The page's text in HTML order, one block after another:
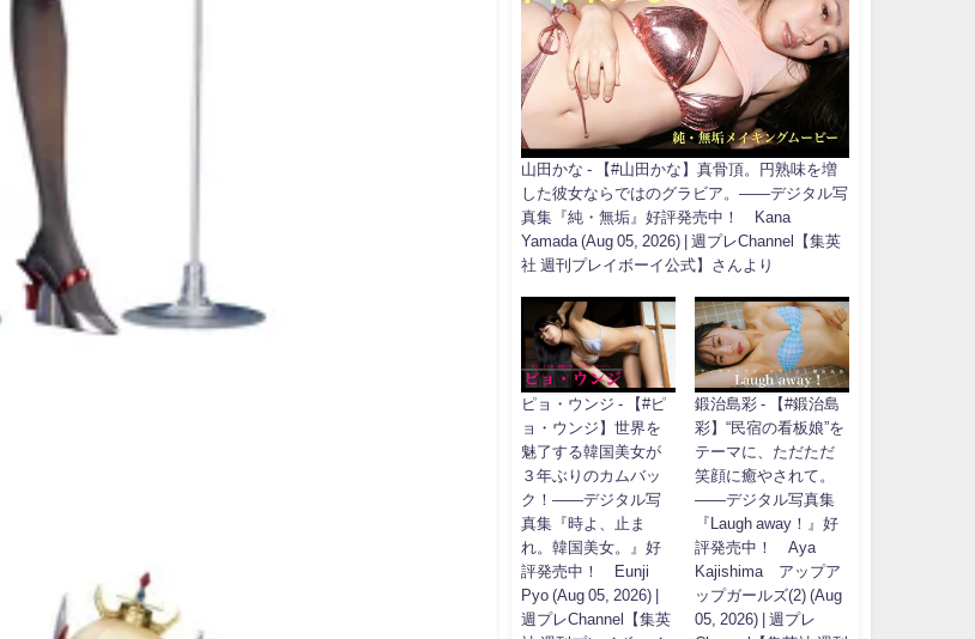
山田かな - 【#山田かな】真骨頂。円熟味を増
した彼女ならではのグラビア。――デジタル写
真集『純・無垢』好評発売中！ Kana
Yamada (Aug 05, 2026) | 週プレChannel【集英
社 週刊プレイボーイ公式】さんより
ピョ・ウンジ - 【#ピ
ョ・ウンジ】世界を
魅了する韓国美女が
３年ぶりのカムバッ
ク！――デジタル写
真集『時よ、止ま
れ。韓国美女。』好
評発売中！ Eunji
Pyo (Aug 05, 2026) |
週プレChannel【集英
鍛治島彩 - 【#鍛治島
彩】“民宿の看板娘”を
テーマに、ただただ
笑顔に癒やされて。
――デジタル写真集
『Laugh away！』好
評発売中！ Aya
Kajishima アップア
ップガールズ(2) (Aug
05, 2026) | 週プレ